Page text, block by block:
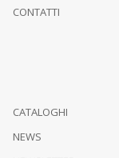
CONTATTI
CATALOGHI
NEWS